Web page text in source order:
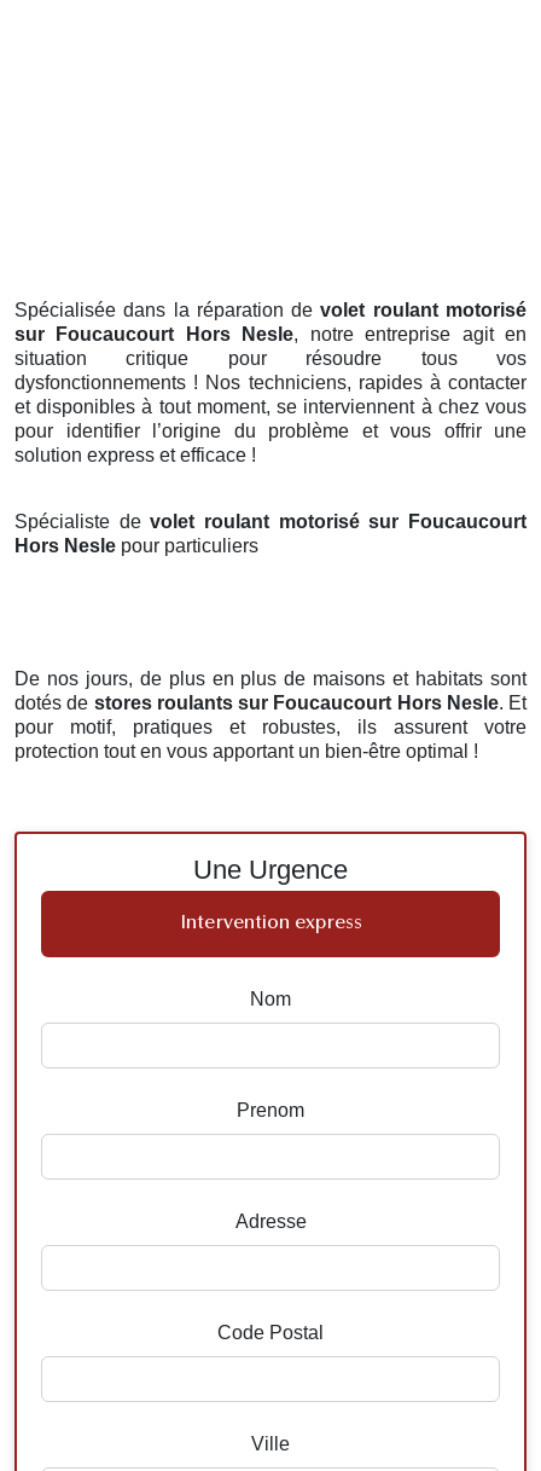
Spécialisée dans la réparation devolet roulant motorisé
sur Foucaucourt Hors Nesle, notre entreprise agit en
situation critique pour résoudre tous vos
dysfonctionnements ! Nos techniciens, rapides à contacter
et disponibles à tout moment, se interviennent à chez vous
pour identifier l’origine du problème et vous offrir une
solution express et efficace !
Spécialiste devolet roulant motorisé sur Foucaucourt
Hors Nesle pour particuliers
De nos jours, de plus en plus de maisons et habitats sont
dotés de stores roulants sur Foucaucourt Hors Nesle. Et
pour motif, pratiques et robustes, ils assurent votre
protection tout en vous apportant un bien-être optimal !
Une Urgence
Intervention express
Nom
Prenom
Adresse
Code Postal
Ville